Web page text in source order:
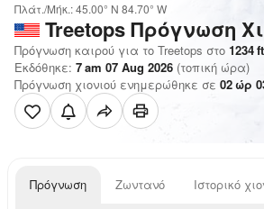
Πλάτ./Μήκ.:45.00° N 84.70° W
TreetopsΠρόγνωση
Πρόγνωση καιρού για το Treetops στο 1234ft
Εκδόθηκε: 7 am 07 Aug 2026 (τοπική ώρα)
Πρόγνωση χιονιού ενημερώθηκε σε 02ώρ
Πρόγνωση Ζωντανό Ιστορικό